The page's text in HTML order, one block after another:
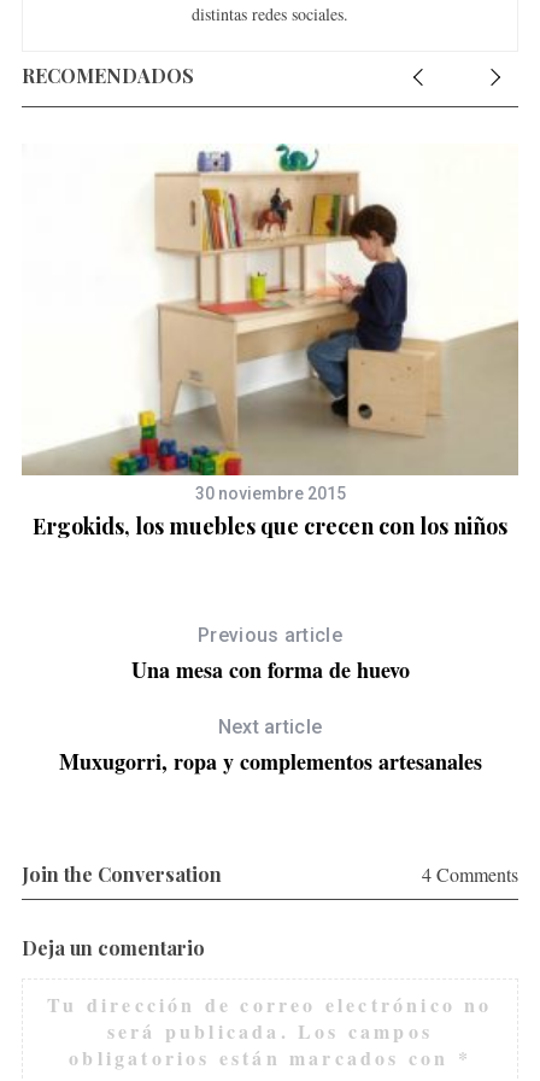
distintas redes sociales.
RECOMENDADOS
30 noviembre 2015
Ergokids, los muebles que crecen con los niños
Previous article
Una mesa con forma de huevo
Next article
Muxugorri, ropa y complementos artesanales
Join the Conversation 4 Comments
Deja un comentario
Tu dirección de correo electrónico no
será publicada. Los campos
obligatorios están marcados con *